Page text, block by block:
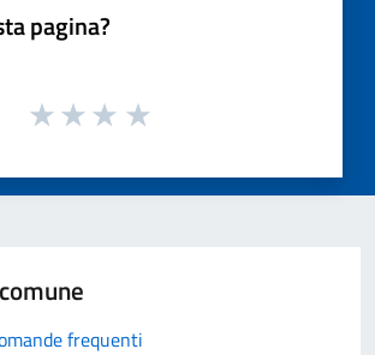
pagina?
frequenti